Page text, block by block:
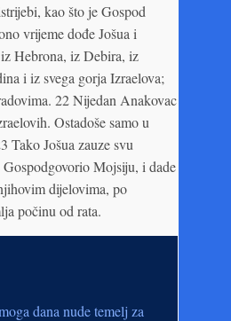
kao što je Gospod
vrijeme dođe Jošua i
Hebrona, iz Debira, iz
i iz svega gorja Izraelova;
22 Nijedan Anakovac
Ostadoše samo u
Tako Jošua zauze svu
Mojsiju, i dade
dijelovima, po
počinu od rata.
dana nude temelj za